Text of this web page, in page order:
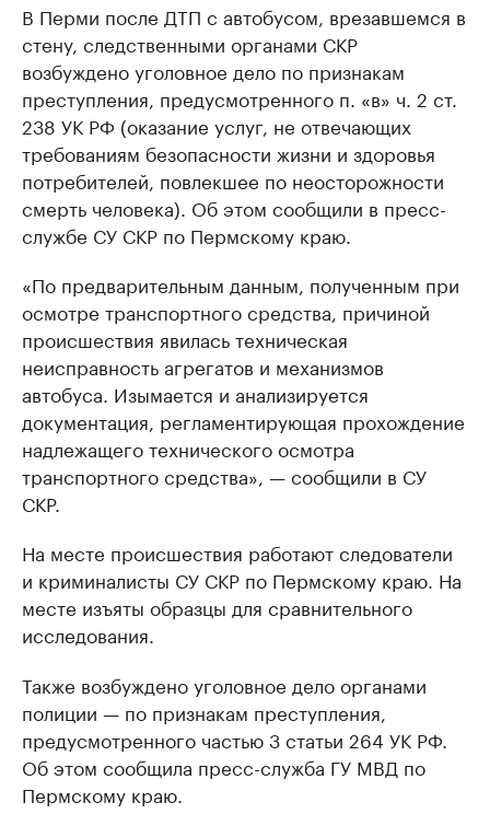
В Перми после ДТП с автобусом, врезавшемся в
стену, следственными органами СКР
возбуждено уголовное дело по признакам
преступления, предусмотренного п. «в» ч. 2 ст.
238 УК РФ (оказание услуг, не отвечающих
требованиям безопасности жизни и здоровья
потребителей, повлекшее по неосторожности
смерть человека). Об этом сообщили в пресс-
службе СУ СКР по Пермскому краю.
«По предварительным данным, полученным при
осмотре транспортного средства, причиной
происшествия явилась техническая
неисправность агрегатов и механизмов
автобуса. Изымается и анализируется
документация, регламентирующая прохождение
надлежащего технического осмотра
транспортного средства», — сообщили в СУ
СКР.
На месте происшествия работают следователи
и криминалисты СУ СКР по Пермскому краю. На
месте изъяты образцы для сравнительного
исследования.
Также возбуждено уголовное дело органами
полиции — по признакам преступления,
предусмотренного частью 3 статьи 264 УК РФ.
Об этом сообщила пресс-служба ГУ МВД по
Пермскому краю.